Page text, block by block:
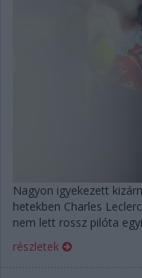
Nagyon igyekezett
hetekben Charles
nem lett rossz pilóta
részletek